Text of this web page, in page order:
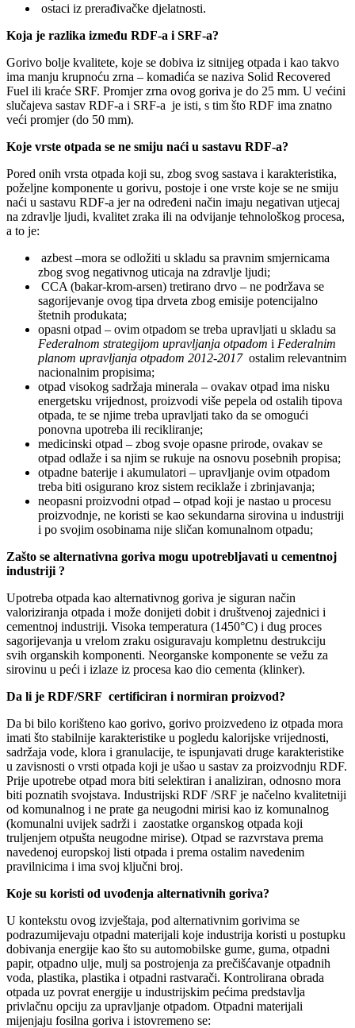
ostaci iz prerađivačke djelatnosti.
Koja je razlika između RDF-a i SRF-a?
Gorivo bolje kvalitete, koje se dobiva iz sitnijeg otpada i kao takvo
ima manju krupnoću zrna – komadića se naziva Solid Recovered
Fuel ili kraće SRF. Promjer zrna ovog goriva je do 25 mm. U većini
slučajeva sastav RDF-a i SRF-a je isti, s tim što RDF ima znatno
veći promjer (do 50 mm).
Koje vrste otpada se ne smiju naći u sastavu RDF-a?
Pored onih vrsta otpada koji su, zbog svog sastava i karakteristika,
poželjne komponente u gorivu, postoje i one vrste koje se ne smiju
naći u sastavu RDF‐a jer na određeni način imaju negativan utjecaj
na zdravlje ljudi, kvalitet zraka ili na odvijanje tehnološkog procesa,
a to je:
azbest –mora se odložiti u skladu sa pravnim smjernicama
zbog svog negativnog uticaja na zdravlje ljudi;
CCA (bakar‐krom‐arsen) tretirano drvo – ne podržava se
sagorijevanje ovog tipa drveta zbog emisije potencijalno
štetnih produkata;
opasni otpad – ovim otpadom se treba upravljati u skladu sa
Federalnom strategijom upravljanja otpadom i Federalnim
planom upravljanja otpadom 2012‐2017 ostalim relevantnim
nacionalnim propisima;
otpad visokog sadržaja minerala – ovakav otpad ima nisku
energetsku vrijednost, proizvodi više pepela od ostalih tipova
otpada, te se njime treba upravljati tako da se omogući
ponovna upotreba ili recikliranje;
medicinski otpad – zbog svoje opasne prirode, ovakav se
otpad odlaže i sa njim se rukuje na osnovu posebnih propisa;
otpadne baterije i akumulatori – upravljanje ovim otpadom
treba biti osigurano kroz sistem reciklaže i zbrinjavanja;
neopasni proizvodni otpad – otpad koji je nastao u procesu
proizvodnje, ne koristi se kao sekundarna sirovina u industriji
i po svojim osobinama nije sličan komunalnom otpadu;
Zašto se alternativna goriva mogu upotrebljavati u cementnoj
industriji ?
Upotreba otpada kao alternativnog goriva je siguran način
valoriziranja otpada i može donijeti dobit i društvenoj zajednici i
cementnoj industriji. Visoka temperatura (1450°C) i dug proces
sagorijevanja u vrelom zraku osiguravaju kompletnu destrukciju
svih organskih komponenti. Neorganske komponente se vežu za
sirovinu u peći i izlaze iz procesa kao dio cementa (klinker).
Da li je RDF/SRF certificiran i normiran proizvod?
Da bi bilo korišteno kao gorivo, gorivo proizvedeno iz otpada mora
imati što stabilnije karakteristike u pogledu kalorijske vrijednosti,
sadržaja vode, klora i granulacije, te ispunjavati druge karakteristike
u zavisnosti o vrsti otpada koji je ušao u sastav za proizvodnju RDF.
Prije upotrebe otpad mora biti selektiran i analiziran, odnosno mora
biti poznatih svojstava. Industrijski RDF /SRF je načelno kvalitetniji
od komunalnog i ne prate ga neugodni mirisi kao iz komunalnog
(komunalni uvijek sadrži i zaostatke organskog otpada koji
truljenjem otpušta neugodne mirise). Otpad se razvrstava prema
navedenoj europskoj listi otpada i prema ostalim navedenim
pravilnicima i ima svoj ključni broj.
Koje su koristi od uvođenja alternativnih goriva?
U kontekstu ovog izvještaja, pod alternativnim gorivima se
podrazumijevaju otpadni materijali koje industrija koristi u postupku
dobivanja energije kao što su automobilske gume, guma, otpadni
papir, otpadno ulje, mulj sa postrojenja za prečišćavanje otpadnih
voda, plastika, plastika i otpadni rastvarači. Kontrolirana obrada
otpada uz povrat energije u industrijskim pećima predstavlja
privlačnu opciju za upravljanje otpadom. Otpadni materijali
mijenjaju fosilna goriva i istovremeno se: